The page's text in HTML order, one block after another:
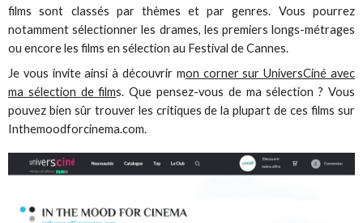
films sont classés par thèmes et par genres. Vous pourrez
notamment sélectionner les drames, les premiers longs-métrages
ou encore les films en sélection au Festival de Cannes.
Je vous invite ainsi à découvrir mon corner sur UniversCiné avec
ma sélection de films. Que pensez-vous de ma sélection ? Vous
pouvez bien sûr trouver les critiques de la plupart de ces films sur
Inthemoodforcinema.com.